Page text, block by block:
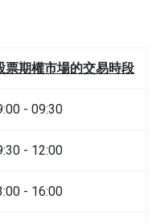
票期權市場的交易時段
- 09:30
- 12:00
- 16:00